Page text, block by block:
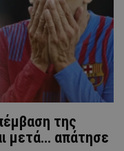
της
μετά... απάτησε